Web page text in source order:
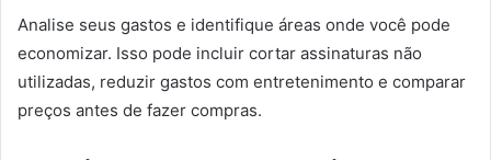
Analise seus gastos e identifique áreas onde você pode
economizar. Isso pode incluir cortar assinaturas não
utilizadas, reduzir gastos com entretenimento e comparar
preços antes de fazer compras.